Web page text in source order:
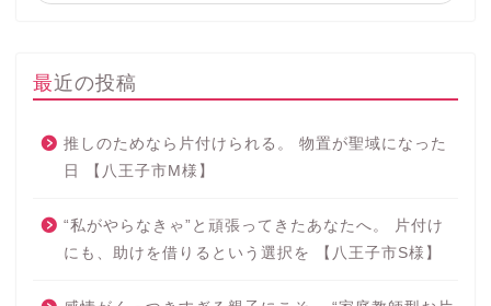
最近の投稿
推しのためなら片付けられる。 物置が聖域になった
日 【八王子市M様】
“私がやらなきゃ”と頑張ってきたあなたへ。 片付け
にも、助けを借りるという選択を 【八王子市S様】